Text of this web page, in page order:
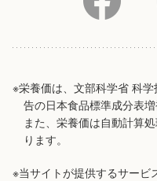
※栄養価は、文部科学省 科
告の日本食品標準成分表
また、栄養価は自動計算
ります。
※当サイトが提供するサービ